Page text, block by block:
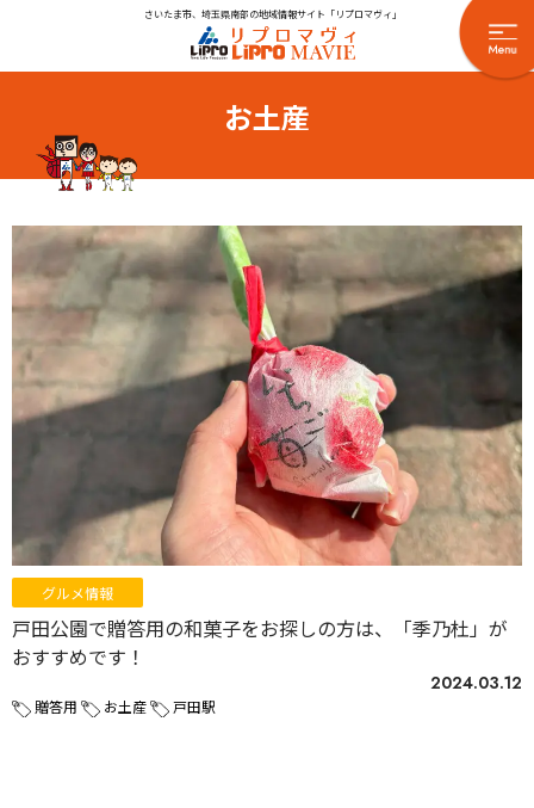
さいたま市、埼玉県南部の地域情報サイト「リプロマヴィ」
お土産
グルメ情報
戸田公園で贈答用の和菓子をお探しの方は、「季乃杜」が
おすすめです！
2024.03.12
贈答用 お土産 戸田駅